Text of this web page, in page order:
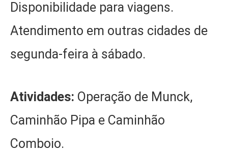
Disponibilidade para viagens.
Atendimento em outras cidades de
segunda-feira à sábado.
Atividades: Operação de Munck,
Caminhão Pipa e Caminhão
Comboio.